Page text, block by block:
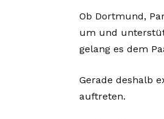
Ob Dortmund,
um und
gelang es dem
Gerade deshalb
auftreten.